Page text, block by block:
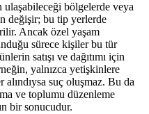
ulaşabileceği bölgelerde veya
değişir; bu tip yerlerde
Ancak özel yaşam
sürece kişiler bu tür
satışı ve dağıtımı için
yalnızca yetişkinlere
suç oluşmaz. Bu da
ve toplumu düzenleme
bir sonucudur.